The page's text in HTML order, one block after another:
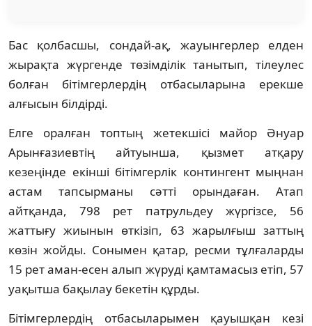
Бас қолбасшы, сондай-ақ, жауынгерлер елден
жырақта жүргенде төзімділік танытып, тілеулес
болған бітімгерлердің отбасыларына ерекше
алғысын білдірді.
Елге оралған топтың жетекшісі майор Әнуар
Арынғазиевтің айтуынша, қызмет атқару
кезеңінде екінші бітімгерлік контингент мыңнан
астам тапсырманы сәтті орындаған. Атап
айтқанда, 798 рет патрульдеу жүргізсе, 56
жаттығу жиынын өткізіп, 63 жарылғыш заттың
көзін жойды. Сонымен қатар, ресми тұлғаларды
15 рет аман-есен алып жүруді қамтамасыз етіп, 57
уақытша бақылау бекетін құрды.
Бітімгерлердің отбасыларымен қауышқан кезі